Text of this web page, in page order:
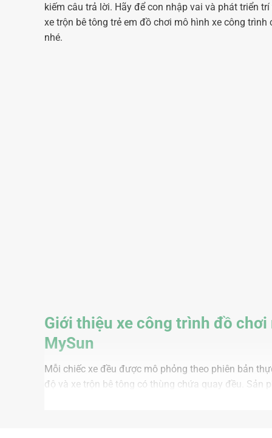
kiếm câu trả lời. Hãy để con nhập vai và phát triển
xe trộn bê tông trẻ em đồ chơi mô hình xe công
nhé.
Giới thiệu xe công trình đồ
MySun
Mỗi chiếc xe đều được mô phỏng theo phiên bản
độ và xe trộn bê tông có thùng chứa quay đều.